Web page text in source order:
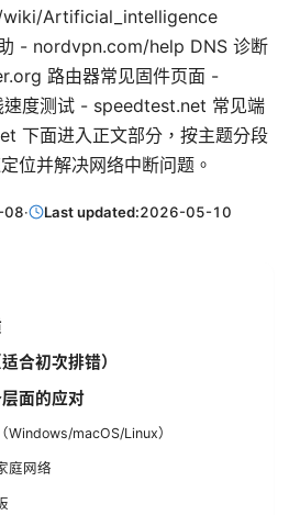
Artificial_intelligence
- nordvpn.com/help DNS 诊断
路由器常见固件页面 -
度测试 - speedtest.net 常见端
下面进入正文部分，按主题分段
位并解决网络中断问题。
08· Last updated:2026-05-10
合初次排错）
面的应对
Windows/macOS/Linux）
庭网络